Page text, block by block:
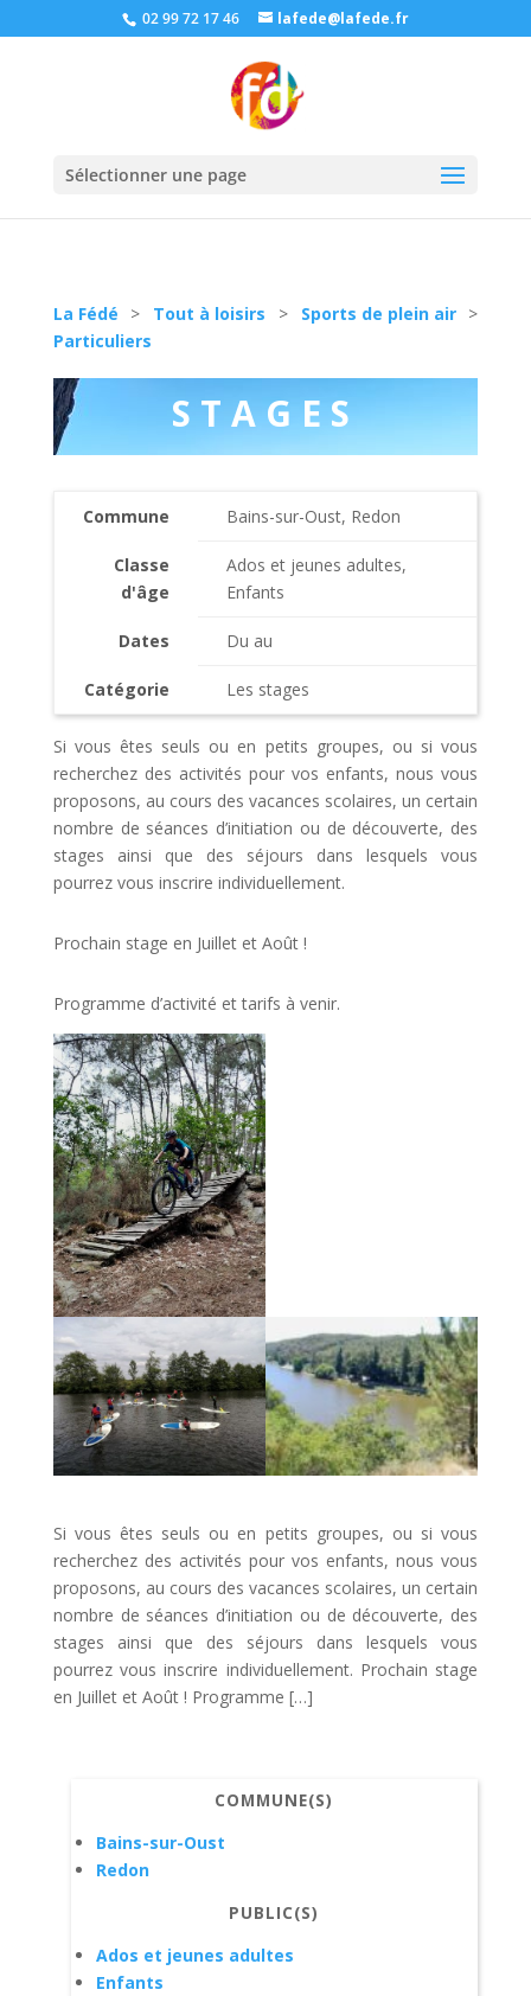
02 99 72 17 46 lafede@lafede.fr
Sélectionner une page
La Fédé > Tout à loisirs > Sports de plein air>
Particuliers
STAGES
Commune Bains-sur-Oust, Redon
Classe
d'âge
Ados et jeunes adultes,
Enfants
Dates Du au
Catégorie Les stages
Si vous êtes seuls ou en petits groupes, ou si vous
recherchez des activités pour vos enfants, nous vous
proposons, au cours des vacances scolaires, un certain
nombre de séances d’initiation ou de découverte, des
stages ainsi que des séjours dans lesquels vous
pourrez vous inscrire individuellement.
Prochain stage en Juillet et Août !
Programme d’activité et tarifs à venir.
Si vous êtes seuls ou en petits groupes, ou si vous
recherchez des activités pour vos enfants, nous vous
proposons, au cours des vacances scolaires, un certain
nombre de séances d’initiation ou de découverte, des
stages ainsi que des séjours dans lesquels vous
pourrez vous inscrire individuellement. Prochain stage
en Juillet et Août ! Programme […]
COMMUNE(S)
Bains-sur-Oust
Redon
PUBLIC(S)
Ados et jeunes adultes
Enfants